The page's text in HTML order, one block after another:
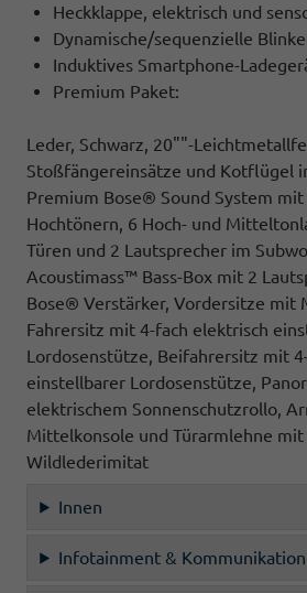
Heckklappe, elektrisch und
Dynamische/sequenzielle
Induktives Smartphone-
Premium Paket:
Leder, Schwarz, 20""-
Stoßfängereinsätze und Kotflügel
Premium Bose® Sound System
Hochtönern, 6 Hoch- und
Türen und 2 Lautsprecher im
Acoustimass™ Bass-Box mit 2
Bose® Verstärker, Vordersitze mit
Fahrersitz mit 4-fach elektrisch
Lordosenstütze, Beifahrersitz mit
einstellbarer Lordosenstütze,
elektrischem Sonnenschutzrollo,
Mittelkonsole und Türarmlehne mit
Wildlederimitat
Innen
Infotainment & Kommunikation